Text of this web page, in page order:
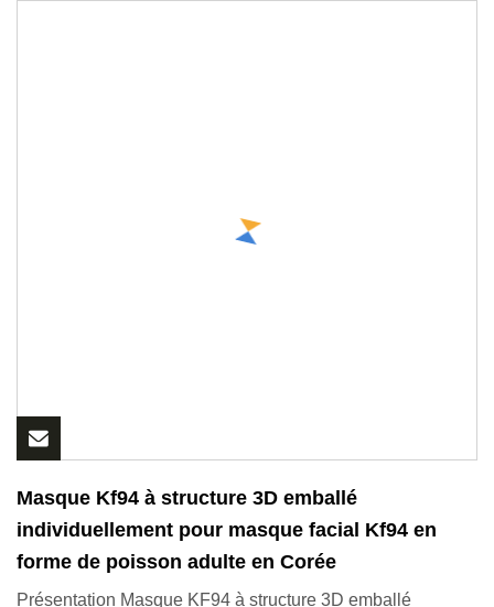
Masque Kf94 à structure 3D emballé
individuellement pour masque facial Kf94 en
forme de poisson adulte en Corée
Présentation Masque KF94 à structure 3D emballé